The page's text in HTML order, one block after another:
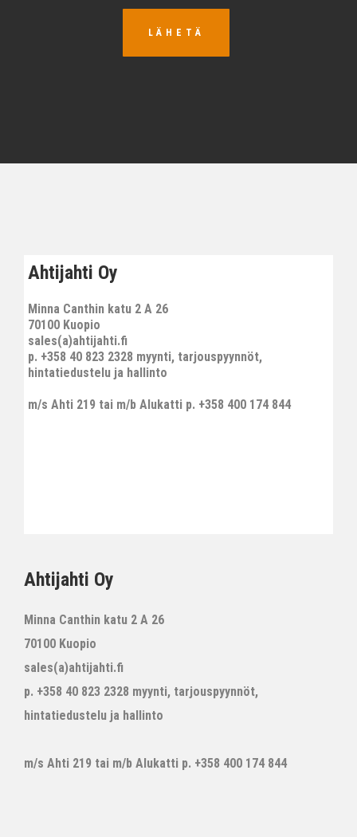
LÄHETÄ
Ahtijahti Oy
Minna Canthin katu 2 A 26
70100 Kuopio
sales(a)ahtijahti.fi
p. +358 40 823 2328 myynti, tarjouspyynnöt,
hintatiedustelu ja hallinto
m/s Ahti 219 tai m/b Alukatti p. +358 400 174 844
Ahtijahti Oy
Minna Canthin katu 2 A 26
70100 Kuopio
sales(a)ahtijahti.fi
p. +358 40 823 2328 myynti, tarjouspyynnöt,
hintatiedustelu ja hallinto
m/s Ahti 219 tai m/b Alukatti p. +358 400 174 844